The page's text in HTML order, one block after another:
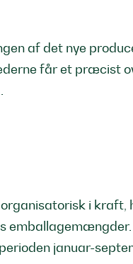
af det nye
får et præcist
i kraft,
januar-